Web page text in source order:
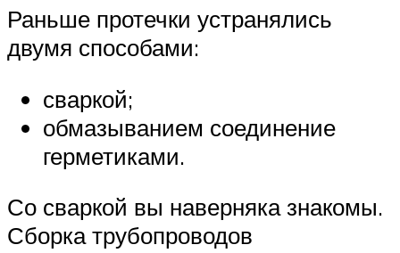
Раньше протечки устранялись
двумя способами:
сваркой;
обмазыванием соединение
герметиками.
Со сваркой вы наверняка знакомы.
Сборка трубопроводов